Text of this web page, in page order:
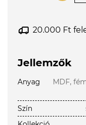
20.000 Ft
Jellemzők
Anyag
MDF,
Szín